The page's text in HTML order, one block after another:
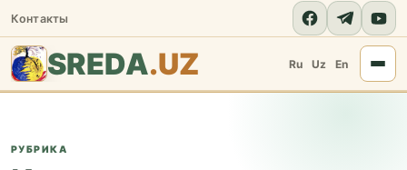
Контакты
SREDA.UZ Ru Uz En
РУБРИКА